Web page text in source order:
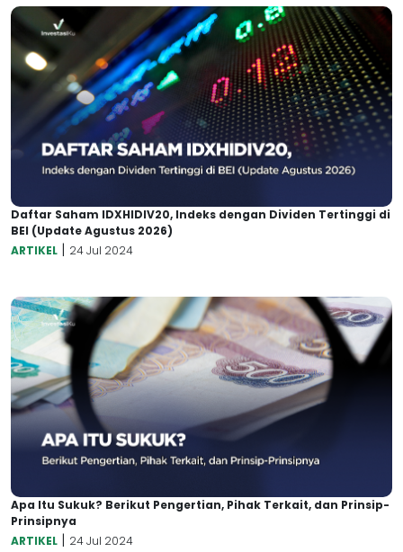
Daftar Saham IDXHIDIV20, Indeks dengan Dividen Tertinggi di
BEI (Update Agustus 2026)
ARTIKEL | 24 Jul 2024
Apa Itu Sukuk? Berikut Pengertian, Pihak Terkait, dan Prinsip-
Prinsipnya
ARTIKEL | 24 Jul 2024